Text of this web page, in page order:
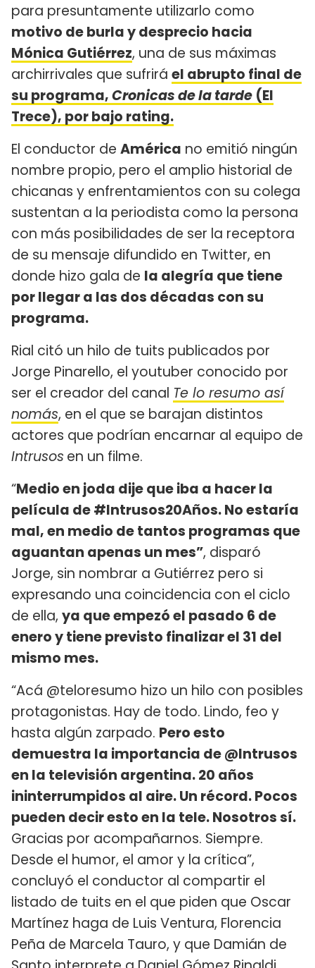
para presuntamente utilizarlo como
motivo de burla y desprecio hacia
Mónica Gutiérrez, una de sus máximas
archirrivales que sufrirá el abrupto final de
su programa,Cronicas de la tarde (El
Trece), por bajo rating.
El conductor de América no emitió ningún
nombre propio, pero el amplio historial de
chicanas y enfrentamientos con su colega
sustentan a la periodista como la persona
con más posibilidades de ser la receptora
de su mensaje difundido en Twitter, en
donde hizo gala de la alegría que tiene
por llegar a las dos décadas con su
programa.
Rial citó un hilo de tuits publicados por
Jorge Pinarello, el youtuber conocido por
ser el creador del canal Te lo resumo así
nomás, en el que se barajan distintos
actores que podrían encarnar al equipo de
Intrusos en un filme.
“Medio en joda dije que iba a hacer la
película de #Intrusos20Años. No estaría
mal, en medio de tantos programas que
aguantan apenas un mes”, disparó
Jorge, sin nombrar a Gutiérrez pero si
expresando una coincidencia con el ciclo
de ella, ya que empezó el pasado 6 de
enero y tiene previsto finalizar el 31 del
mismo mes.
“Acá @teloresumo hizo un hilo con posibles
protagonistas. Hay de todo. Lindo, feo y
hasta algún zarpado. Pero esto
demuestra la importancia de @Intrusos
en la televisión argentina. 20 años
ininterrumpidos al aire. Un récord. Pocos
pueden decir esto en la tele. Nosotros sí.
Gracias por acompañarnos. Siempre.
Desde el humor, el amor y la crítica”,
concluyó el conductor al compartir el
listado de tuits en el que piden que Oscar
Martínez haga de Luis Ventura, Florencia
Peña de Marcela Tauro, y que Damián de